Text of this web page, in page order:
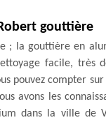
gouttière
; la gouttière en
facile, très
pouvez compter
avons les
dans la ville de